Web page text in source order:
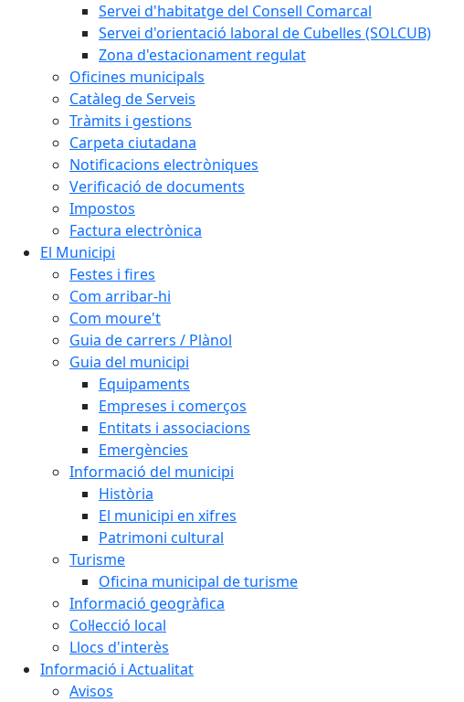
Servei d'habitatge del Consell Comarcal
Servei d'orientació laboral de Cubelles (SOLCUB)
Zona d'estacionament regulat
Oficines municipals
Catàleg de Serveis
Tràmits i gestions
Carpeta ciutadana
Notificacions electròniques
Verificació de documents
Impostos
Factura electrònica
El Municipi
Festes i fires
Com arribar-hi
Com moure't
Guia de carrers / Plànol
Guia del municipi
Equipaments
Empreses i comerços
Entitats i associacions
Emergències
Informació del municipi
Història
El municipi en xifres
Patrimoni cultural
Turisme
Oficina municipal de turisme
Informació geogràfica
Col·lecció local
Llocs d'interès
Informació i Actualitat
Avisos